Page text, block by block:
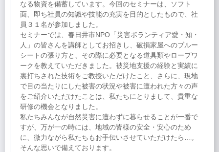
なる物資を備蓄しています。今回のセミナーは、ソフト
面、即ち社員の知識や技能の充実を目的としたもので、社
員３１名が参加しました。
セミナーでは、春日井市NPO「災害ボランティア愛・知・
人」の皆さんを講師としてお招きし、破損家屋へのブルー
シートの張り方と、その際に必要となる道具類やロープワ
ークを教えていただきました。被災地支援の経験と実績に
裏打ちされた技術をご教授いただけたこと、さらに、現地
で目の当たりにした被害の状況や被害に遭われた方々の声
をご紹介いただけたことは、私たちにとりまして、貴重な
研修の機会となりました。
私たちみんなが自然災害に遭わずに暮らせることが一番で
すが、万が一の時には、地域の皆様の安全・安心のため
に、微力ながら私たちもお手伝いさせていただけたら…。
そんな思いで備えております。